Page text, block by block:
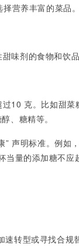
营养丰富的菜品。
味剂的食物和饮品
过10 克。比如甜菜
、糖精等。
” 声明标准。例如
量的添加糖不应
转型或寻找合规